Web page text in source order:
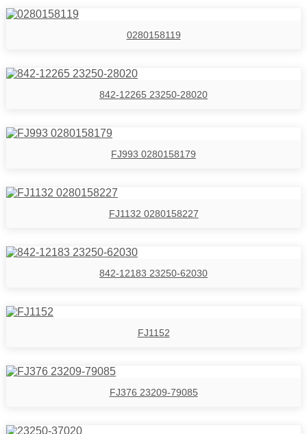
0280158119
842-12265 23250-28020
FJ993 0280158179
FJ1132 0280158227
842-12183 23250-62030
FJ1152
FJ376 23209-79085